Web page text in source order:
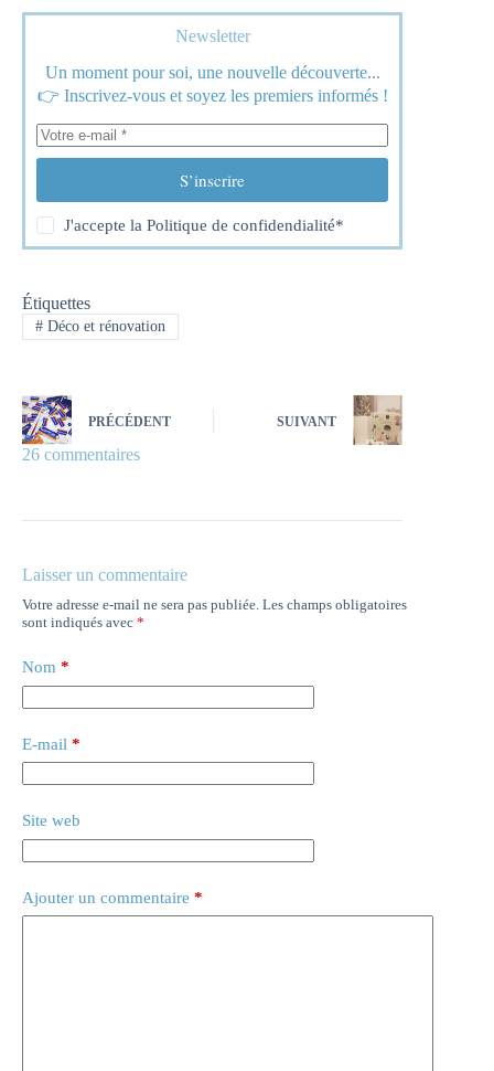
Newsletter
Un moment pour soi, une nouvelle découverte...
👉 Inscrivez-vous et soyez les premiers informés !
S’inscrire
J'accepte laPolitique de confidendialité*
Étiquettes
#Déco et rénovation
PRÉCÉDENT SUIVANT
26 commentaires
Laisser un commentaire
Votre adresse e-mail ne sera pas publiée. Les champs obligatoires
sont indiqués avec *
Nom *
E-mail *
Site web
Ajouter un commentaire *